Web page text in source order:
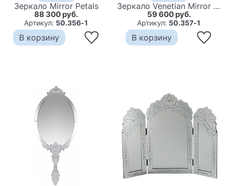
Зеркало Mirror Petals
88 300 руб.
Артикул: 50.356-1
В корзину
Зеркало Venetian Mirror Patterns
59 600 руб.
Артикул: 50.357-1
В корзину